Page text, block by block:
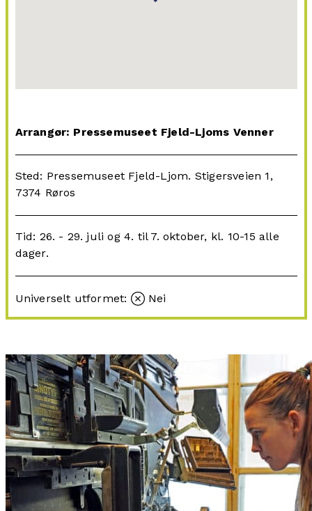
Arrangør: Pressemuseet Fjeld-Ljoms Venner
Sted: Pressemuseet Fjeld-Ljom. Stigersveien 1,
7374 Røros
Tid: 26. - 29. juli og 4. til 7. oktober, kl. 10-15 alle
dager.
Universelt utformet: Nei